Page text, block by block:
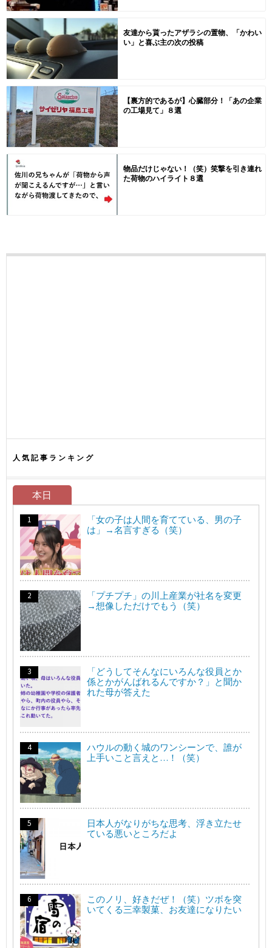
友達から貰ったアザラシの置物、「かわい
い」と喜ぶ主の次の投稿
【裏方的であるが】心臓部分！「あの企業
の工場見て」８選
物品だけじゃない！（笑）笑撃を引き連れ
た荷物のハイライト８選
人気記事ランキング
本日
「女の子は人間を育てている、男の子
は」→名言すぎる（笑）
「プチプチ」の川上産業が社名を変更
→想像しただけでもう（笑）
「どうしてそんなにいろんな役員とか
係とかがんばれるんですか？」と聞か
れた母が答えた
ハウルの動く城のワンシーンで、誰が
上手いこと言えと…！（笑）
日本人がなりがちな思考、浮き立たせ
ている悪いところだよ
このノリ、好きだぜ！（笑）ツボを突
いてくる三幸製菓、お友達になりたい